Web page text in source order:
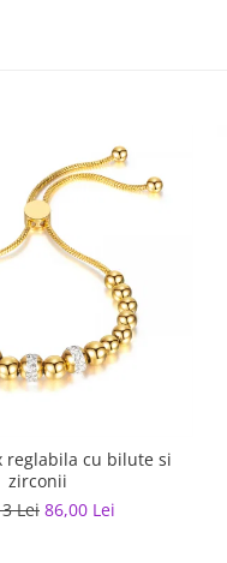
reglabila cu bilute si
zirconii
Lei 86,00 Lei